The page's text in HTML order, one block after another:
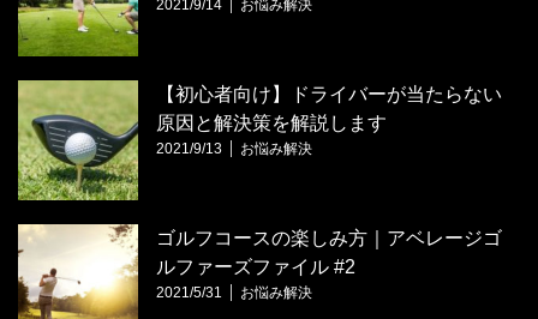
2021/9/14 お悩み解決
【初心者向け】ドライバーが当たらない
原因と解決策を解説します
2021/9/13 お悩み解決
ゴルフコースの楽しみ方｜アベレージゴ
ルファーズファイル #2
2021/5/31 お悩み解決